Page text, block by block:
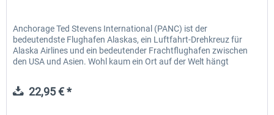
Anchorage Ted Stevens International (PANC) ist der
bedeutendste Flughafen Alaskas, ein Luftfahrt-Drehkreuz für
Alaska Airlines und ein bedeutender Frachtflughafen zwischen
den USA und Asien. Wohl kaum ein Ort auf der Welt hängt
22,95 € *